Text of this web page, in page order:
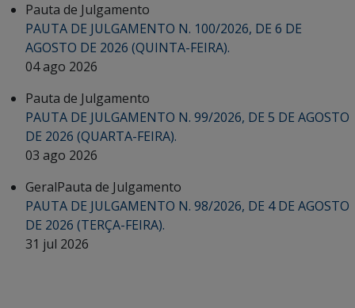
Pauta de Julgamento
PAUTA DE JULGAMENTO N. 100/2026, DE 6 DE
AGOSTO DE 2026 (QUINTA-FEIRA).
04 ago 2026
Pauta de Julgamento
PAUTA DE JULGAMENTO N. 99/2026, DE 5 DE AGOSTO
DE 2026 (QUARTA-FEIRA).
03 ago 2026
GeralPauta de Julgamento
PAUTA DE JULGAMENTO N. 98/2026, DE 4 DE AGOSTO
DE 2026 (TERÇA-FEIRA).
31 jul 2026